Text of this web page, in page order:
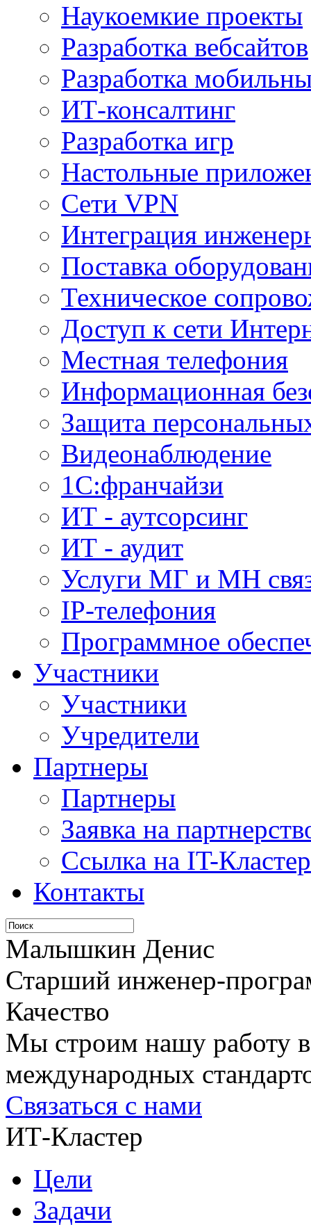
Наукоемкие проекты
Разработка вебсайтов
Разработка
ИТ-консалтинг
Разработка игр
Настольные
Сети VPN
Интеграция
Поставка
Техническое
Доступ к сети
Местная телефония
Информационная
Защита
Видеонаблюдение
1С:франчайзи
ИТ - аутсорсинг
ИТ - аудит
Услуги МГ и МН
IP-телефония
Программное
Участники
Участники
Учредители
Партнеры
Партнеры
Заявка на
Ссылка на IT-Кластер
Контакты
Малышкин Денис
Старший инженер-
Качество
Мы строим нашу работу в
международных
Связаться с нами
ИТ-Кластер
Цели
Задачи